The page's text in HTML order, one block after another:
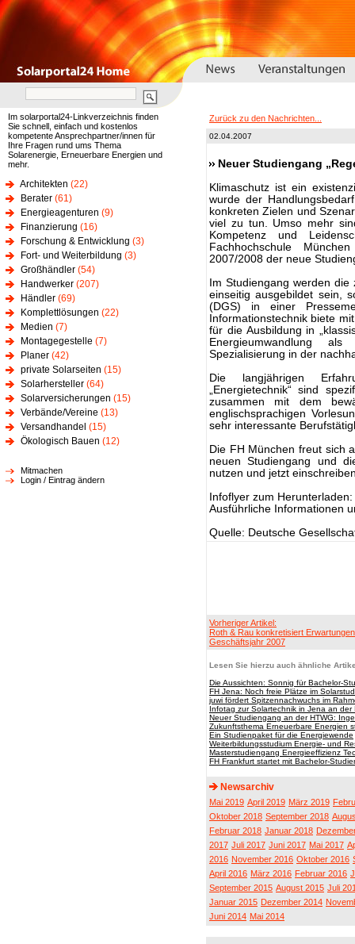
Im solarportal24-Linkverzeichnis finden
Sie schnell, einfach und kostenlos
kompetente Ansprechpartner/innen für
Ihre Fragen rund ums Thema
Solarenergie, Erneuerbare Energien und
mehr.
Architekten (22)
Berater (61)
Energieagenturen (9)
Finanzierung (16)
Forschung & Entwicklung (3)
Fort- und Weiterbildung (3)
Großhändler (54)
Handwerker (207)
Händler (69)
Komplettlösungen (22)
Medien (7)
Montagegestelle (7)
Planer (42)
private Solarseiten (15)
Solarhersteller (64)
Solarversicherungen (15)
Verbände/Vereine (13)
Versandhandel (15)
Ökologisch Bauen (12)
Mitmachen
Login / Eintrag ändern
Zurück zu den Nachrichten...
02.04.2007
Neuer Studiengang
Klimaschutz ist ein
wurde der
konkreten Zielen und
viel zu tun. Umso mehr
Kompetenz und
Fachhochschule
2007/2008 der neue
Im Studiengang werden
einseitig ausgebildet sein,
(DGS) in einer
Informationstechnik biete
für die Ausbildung in
Energieumwandlung
Spezialisierung in der
Die langjährigen
„Energietechnik“ sind
zusammen mit dem
englischsprachigen
sehr interessante
Die FH München freut sich
neuen Studiengang und
nutzen und jetzt
Infoflyer zum Herunterladen:
Ausführliche Informationen
Quelle: Deutsche
Vorheriger Artikel:
Roth & Rau konkretisiert
Geschäftsjahr 2007
Lesen Sie hierzu auch ähnliche
Die Aussichten: Sonnig für Bachelor-
FH Jena: Noch freie Plätze im
juwi fördert Spitzennachwuchs im
Infotag zur Solartechnik in Jena an
Neuer Studiengang an der HTWG:
Zukunftsthema Erneuerbare Energien
Ein Studienpaket für die Energiewende
Weiterbildungsstudium Energie- und
Masterstudiengang Energieeffizienz
FH Frankfurt startet mit Bachelor-
Newsarchiv
Mai 2019 April 2019 März 2019
Oktober 2018 September 2018
Februar 2018 Januar 2018
2017 Juli 2017 Juni 2017 Mai 2017
2016 November 2016 Oktober 2016
April 2016 März 2016 Februar 2016
September 2015 August 2015 Juli
Januar 2015 Dezember 2014
Juni 2014 Mai 2014